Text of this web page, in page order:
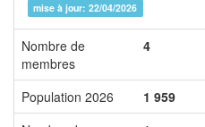
mise à jour: 22/04/2026
Nombre de
membres
4
Population 2026
1 959